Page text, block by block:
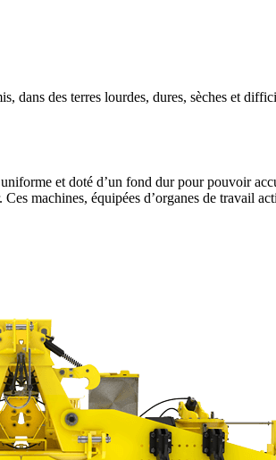
dans des terres lourdes, dures, sèches et
et doté d’un fond dur pour pouvoir
machines, équipées d’organes de travail